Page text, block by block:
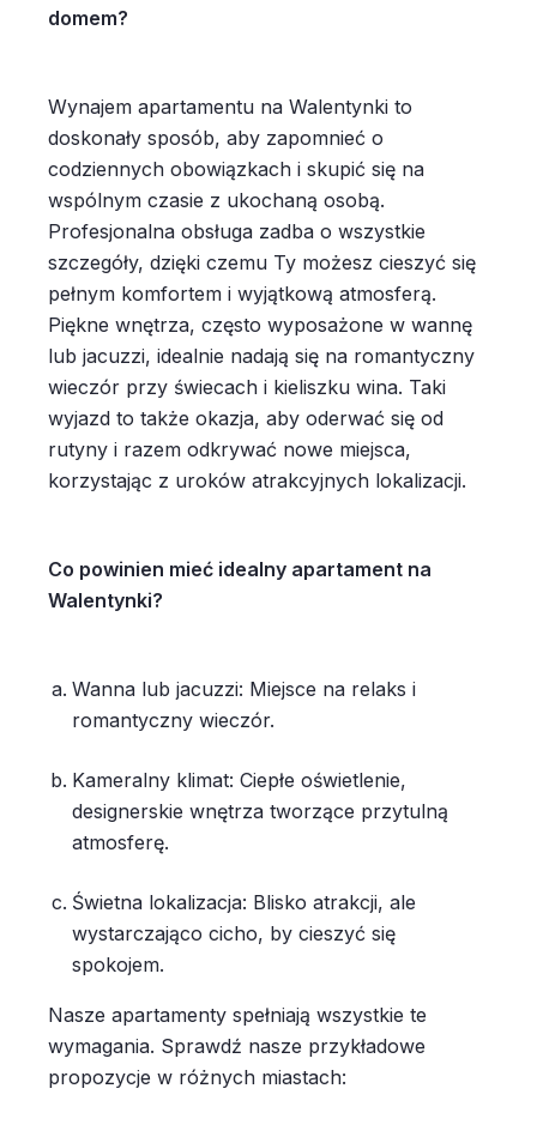
domem?
Wynajem apartamentu na Walentynki to
doskonały sposób, aby zapomnieć o
codziennych obowiązkach i skupić się na
wspólnym czasie z ukochaną osobą.
Profesjonalna obsługa zadba o wszystkie
szczegóły, dzięki czemu Ty możesz cieszyć się
pełnym komfortem i wyjątkową atmosferą.
Piękne wnętrza, często wyposażone w wannę
lub jacuzzi, idealnie nadają się na romantyczny
wieczór przy świecach i kieliszku wina. Taki
wyjazd to także okazja, aby oderwać się od
rutyny i razem odkrywać nowe miejsca,
korzystając z uroków atrakcyjnych lokalizacji.
Co powinien mieć idealny apartament na
Walentynki?
Wanna lub jacuzzi: Miejsce na relaks i
romantyczny wieczór.
Kameralny klimat: Ciepłe oświetlenie,
designerskie wnętrza tworzące przytulną
atmosferę.
Świetna lokalizacja: Blisko atrakcji, ale
wystarczająco cicho, by cieszyć się
spokojem.
Nasze apartamenty spełniają wszystkie te
wymagania. Sprawdź nasze przykładowe
propozycje w różnych miastach: